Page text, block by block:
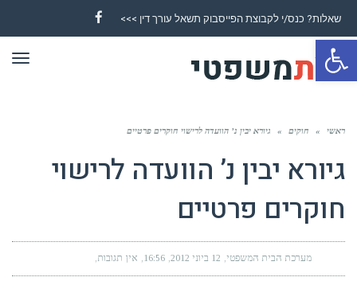
פתח סרגל נגישות
שאלות? כנס/י לקבוצת הפייסבוק תשאל עורך דין >>>
Facebook
ראשי » חוקים » גיורא יבין נ’ הוועדה לרישוי חוקרים פרטיים
גיורא יבין נ’ הוועדה לרישוי
חוקרים פרטיים
מערכת הבית המשפטי 12 ביוני 2012 16:56 אין תגובות